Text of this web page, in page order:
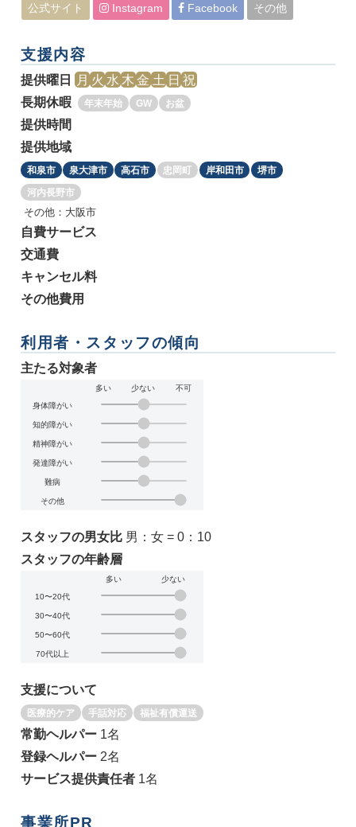
公式サイト Instagram Facebook その他
支援内容
提供曜日 月 火 水 木 金 土 日 祝
長期休暇
年末年始 GW お盆
提供時間
提供地域
和泉市 泉大津市 高石市 忠岡町 岸和田市
堺市
河内長野市
その他：大阪市
自費サービス
交通費
キャンセル料
その他費用
利用者・スタッフの傾向
主たる対象者
多い 少ない
不可
身体障がい
知的障がい
精神障がい
発達障がい
難病
その他
スタッフの男女比 男：女 = 0：10
スタッフの年齢層
多い
少ない
10〜20代
30〜40代
50〜60代
70代以上
支援について
医療的ケア 手話対応 福祉有償運送
常勤ヘルパー 1名
登録ヘルパー 2名
サービス提供責任者 1名
事業所PR